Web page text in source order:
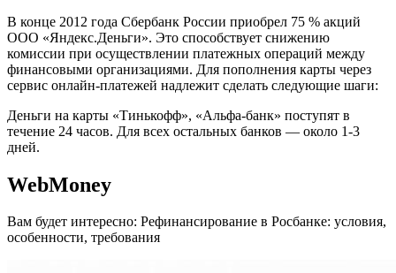
В конце 2012 года Сбербанк России приобрел 75 % акций
ООО «Яндекс.Деньги». Это способствует снижению
комиссии при осуществлении платежных операций между
финансовыми организациями. Для пополнения карты через
сервис онлайн-платежей надлежит сделать следующие шаги:
Деньги на карты «Тинькофф», «Альфа-банк» поступят в
течение 24 часов. Для всех остальных банков — около 1-3
дней.
WebMoney
Вам будет интересно: Рефинансирование в Росбанке: условия,
особенности, требования